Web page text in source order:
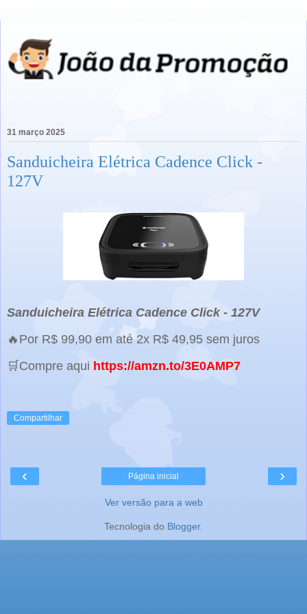
31 março 2025
Sanduicheira Elétrica Cadence Click -
127V
Sanduicheira Elétrica Cadence Click - 127V
🔥Por R$ 99,90 em até 2x R$ 49,95 sem juros
🛒Compre aqui https://amzn.to/3E0AMP7
Compartilhar
‹ ›
Página inicial
Ver versão para a web
Tecnologia do Blogger.